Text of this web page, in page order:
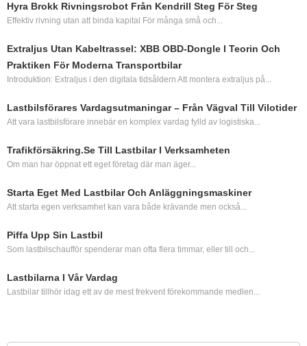
Hyra Brokk Rivningsrobot Från Kendrill Steg För Steg
Effektiv rivning utan att binda kapital För många små och...
Extraljus Utan Kabeltrassel: XBB OBD‑dongle I Teorin Och
Praktiken För Moderna Transportbilar
Introduktion: Extraljus i den digitala tidsåldern Att montera extraljus på...
Lastbilsförares Vardagsutmaningar – Från Vägval Till Vilotider
Att vara lastbilsförare innebär en komplex vardag fylld av logistiska...
Trafikförsäkring.se Till Lastbilar I Verksamheten
Om man har öppnat ett eget företag där man äger...
Starta Eget Med Lastbilar Och Anläggningsmaskiner
Att starta egen verksamhet kan vara både krävande men också...
Piffa Upp Sin Lastbil
Som lastbilschaufför spenderar man ofta flera timmar, eller till och...
Lastbilarna I Vår Vardag
Lastbilar tillhör idag ett av de mest frekvent förekommande medlen...